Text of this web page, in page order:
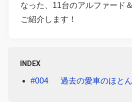
なった、11台のアルファード
ご紹介します！
INDEX
#004 過去の愛車のほとん